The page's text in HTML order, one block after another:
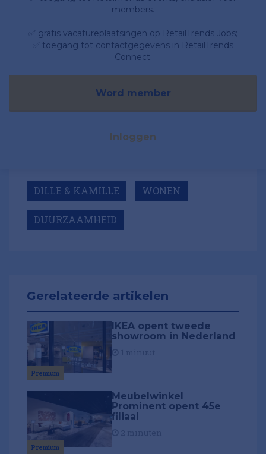
members.
✅ gratis vacatureplaatsingen op RetailTrends Jobs;
✅ toegang tot contactgegevens in RetailTrends
Connect.
Word member
Inloggen
DILLE & KAMILLE WONEN
DUURZAAMHEID
Gerelateerde artikelen
Premium
IKEA opent tweede
showroom in Nederland
Premium
Meubelwinkel
Prominent opent 45e
filiaal